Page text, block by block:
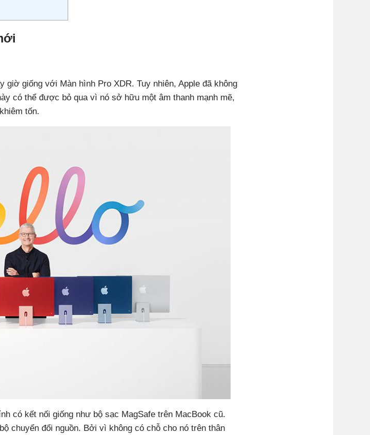
giống với Màn hình Pro XDR. Tuy nhiên, Apple đã không
có thể được bỏ qua vì nó sở hữu một âm thanh mạnh mẽ,
tốn.
có kết nối giống như bộ sạc MagSafe trên MacBook cũ.
chuyển đổi nguồn. Bởi vì không có chỗ cho nó trên thân